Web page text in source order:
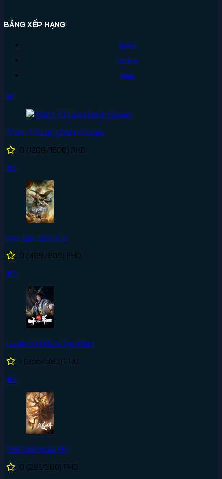
BẢNG XẾP HẠNG
Ngày
Tháng
Năm
#1
Thám Tử Lừng Danh Conan
0 (1209/1500) FHD
#2
Vạn Giới Độc Tôn
0 (469/800) FHD
#3
Luyện Khí Mười Vạn Năm
1 (366/380) FHD
#4
Thế Giới Hoàn Mỹ
0 (281/360) FHD